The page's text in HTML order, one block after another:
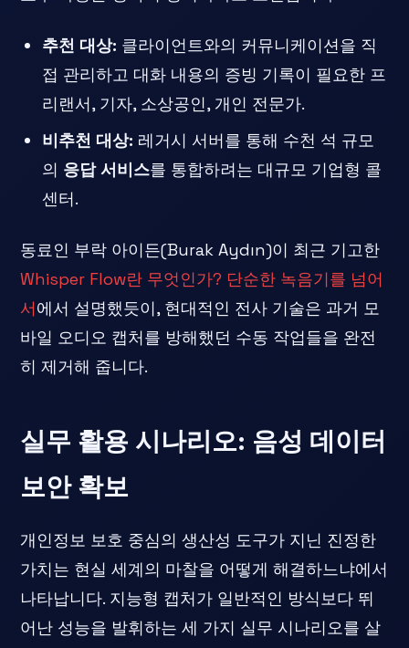
추천 대상: 클라이언트와의 커뮤니케이션을 직
접 관리하고 대화 내용의 증빙 기록이 필요한 프
리랜서, 기자, 소상공인, 개인 전문가.
비추천 대상: 레거시 서버를 통해 수천 석 규모
의 응답 서비스를 통합하려는 대규모 기업형 콜
센터.
동료인 부락 아이든(Burak Aydın)이 최근 기고한
Whisper Flow란 무엇인가? 단순한 녹음기를 넘어
서에서 설명했듯이, 현대적인 전사 기술은 과거 모
바일 오디오 캡처를 방해했던 수동 작업들을 완전
히 제거해 줍니다.
실무 활용 시나리오: 음성 데이터
보안 확보
개인정보 보호 중심의 생산성 도구가 지닌 진정한
가치는 현실 세계의 마찰을 어떻게 해결하느냐에서
나타납니다. 지능형 캡처가 일반적인 방식보다 뛰
어난 성능을 발휘하는 세 가지 실무 시나리오를 살